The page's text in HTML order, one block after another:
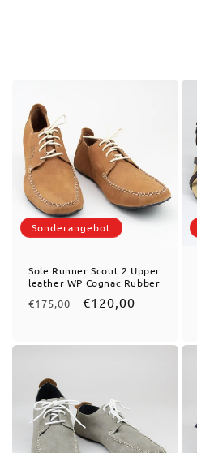
Sonderangebot
Sole Runner Scout 2 Upper
leather WP Cognac Rubber
Normaler Preis
€175,00 Verkaufspreis
€120,00